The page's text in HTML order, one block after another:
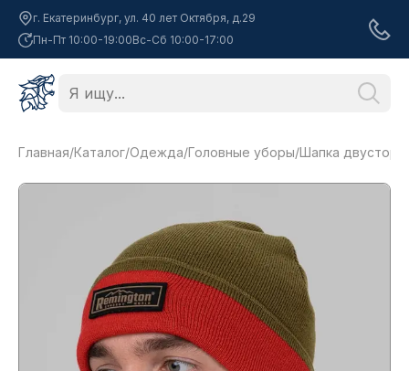
г. Екатеринбург, ул. 40 лет Октября, д.29
Пн-Пт 10:00-19:00Вс-Сб 10:00-17:00
Главная/Каталог/Одежда/Головные уборы/Шапка